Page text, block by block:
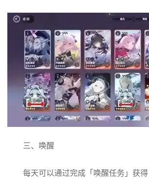
三、唤醒
每天可以通过完成「唤醒任务」获